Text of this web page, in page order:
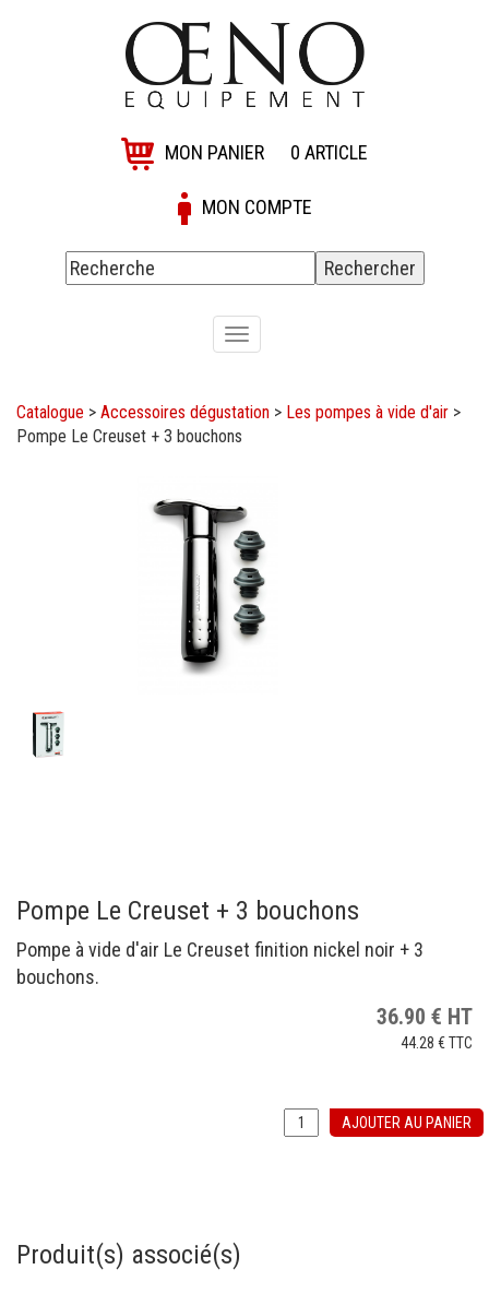
MON PANIER 0 ARTICLE
MON COMPTE
Toggle
navigation
Catalogue > Accessoires dégustation > Les pompes à vide d'air >
Pompe Le Creuset + 3 bouchons
Pompe Le Creuset + 3 bouchons
Pompe à vide d'air Le Creuset finition nickel noir + 3
bouchons.
36.90 € HT
44.28 €TTC
AJOUTER AU PANIER
Produit(s) associé(s)